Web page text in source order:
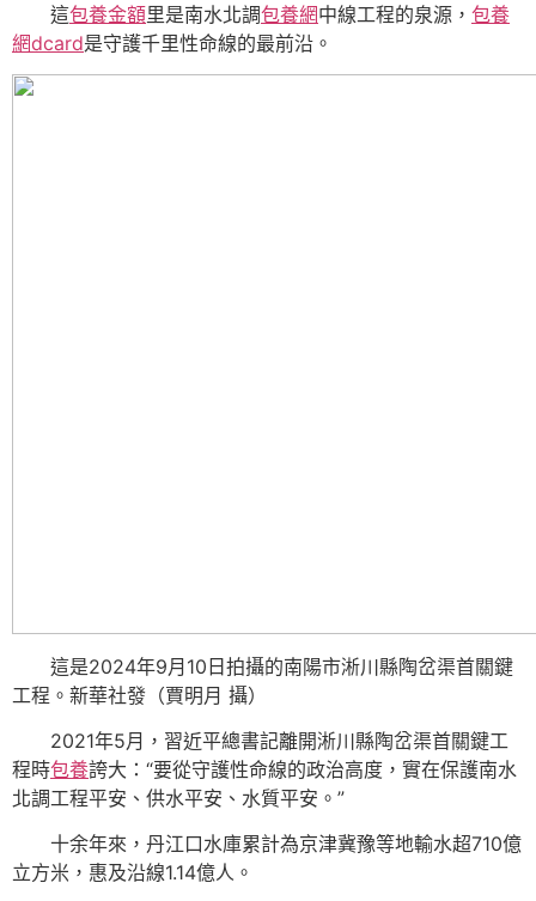
這包養金額里是南水北調包養網中線工程的泉源， 包養
網dcard是守護千里性命線的最前沿。
這是2024年9月10日拍攝的南陽市淅川縣陶岔渠首關鍵
工程。新華社發（賈明月 攝）
2021年5月，習近平總書記離開淅川縣陶岔渠首關鍵工
程時包養誇大：“要從守護性命線的政治高度，實在保護南水
北調工程平安、供水平安、水質平安。”
十余年來，丹江口水庫累計為京津冀豫等地輸水超710億
立方米，惠及沿線1.14億人。